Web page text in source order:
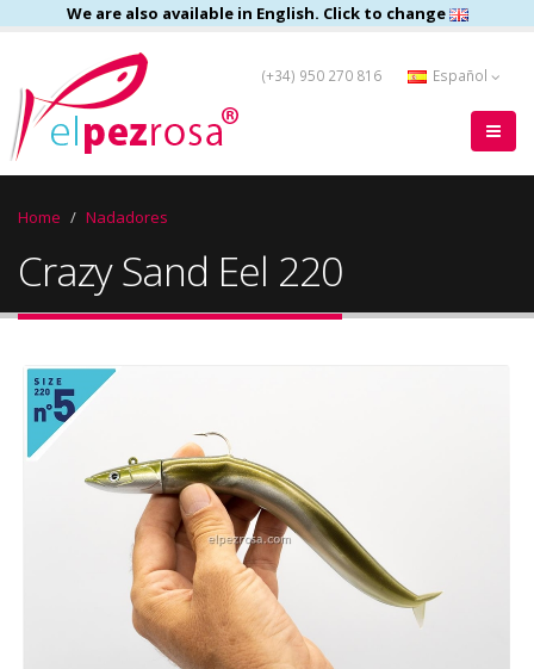
We are also available in English. Click to change
(+34) 950 270 816 Español
Home Nadadores
Crazy Sand Eel 220